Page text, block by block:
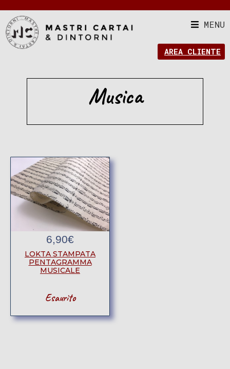
MENU
AREA CLIENTE
Musica
6,90€
LOKTA STAMPATA
PENTAGRAMMA
MUSICALE
Esaurito